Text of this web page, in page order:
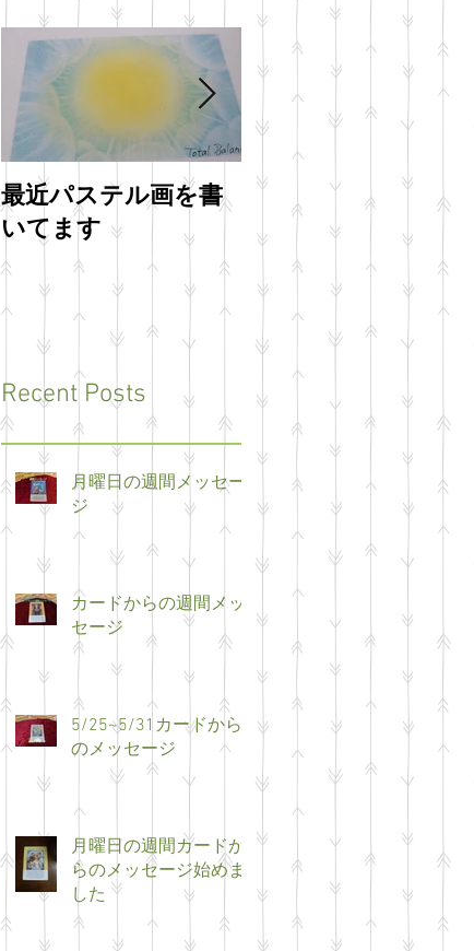
最近パステル画を書
いてます
明けましておめでと
うございます
Recent Posts
月曜日の週間メッセー
ジ
カードからの週間メッ
セージ
5/25~5/31カードから
のメッセージ
月曜日の週間カードか
らのメッセージ始めま
した